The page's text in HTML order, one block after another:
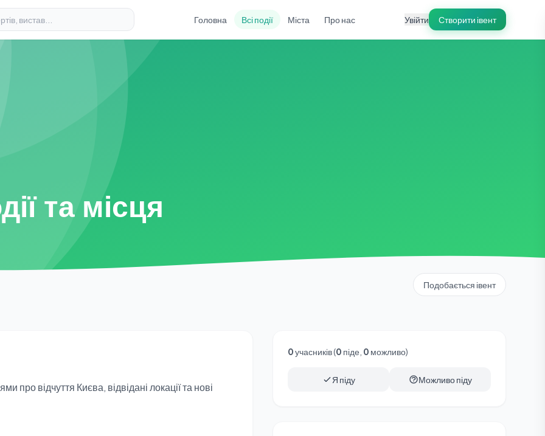
Головна Всі події Міста Про нас Увійти Створити івент
та місця
Подобається івент
відчуття Києва, відвідані локації та нові
0учасників (0 піде, 0 можливо)
Я піду Можливо піду